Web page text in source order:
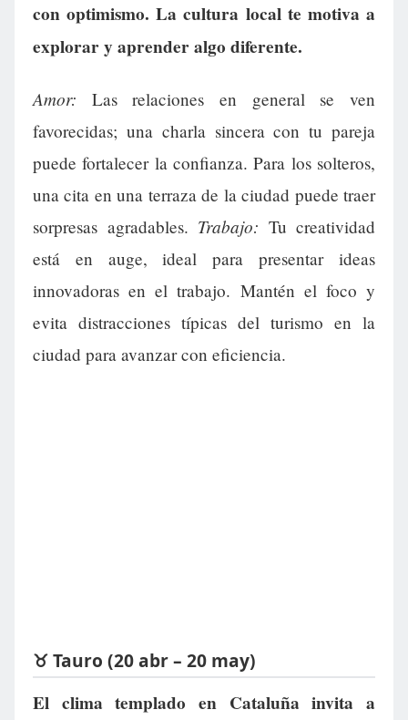
con optimismo. La cultura local te motiva a
explorar y aprender algo diferente.
Amor: Las relaciones en general se ven
favorecidas; una charla sincera con tu pareja
puede fortalecer la confianza. Para los solteros,
una cita en una terraza de la ciudad puede traer
sorpresas agradables. Trabajo: Tu creatividad
está en auge, ideal para presentar ideas
innovadoras en el trabajo. Mantén el foco y
evita distracciones típicas del turismo en la
ciudad para avanzar con eficiencia.
♉ Tauro (20 abr – 20 may)
El clima templado en Cataluña invita a